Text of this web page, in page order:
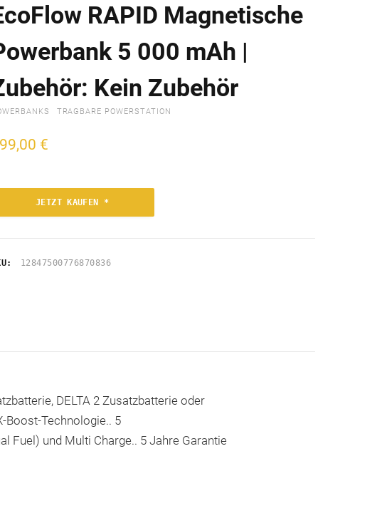
RAPID Magnetische
5 000 mAh |
Kein Zubehör
TRAGBARE POWERSTATION
€
JETZT KAUFEN *
12847500776870836
DELTA 2 Zusatzbatterie oder
Boost-Technologie.. 5
Fuel) und Multi Charge.. 5 Jahre Garantie